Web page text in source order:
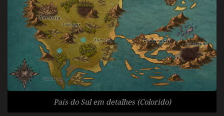
País do Sul em detalhes (Colorido)